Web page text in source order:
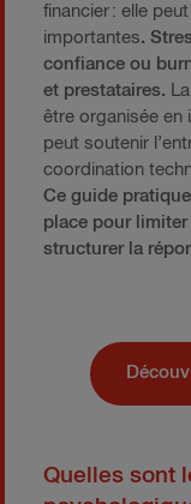
financier : elle
importantes.
confiance ou
et prestataires.
être organisée en
peut soutenir
coordination
Ce guide
place pour
structurer la
Quelles sont